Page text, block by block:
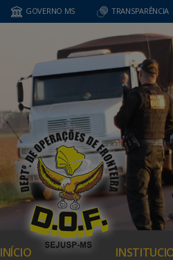
GOVERNO MS TRANSPARÊNCIA
INÍCIO